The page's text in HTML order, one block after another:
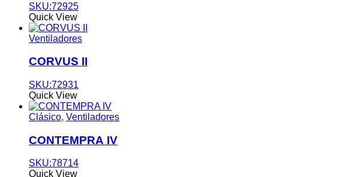
SKU:72925
Quick View
Ventiladores
CORVUS II
SKU:72931
Quick View
Clásico, Ventiladores
CONTEMPRA IV
SKU:78714
Quick View